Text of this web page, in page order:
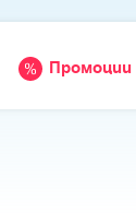
Промоции